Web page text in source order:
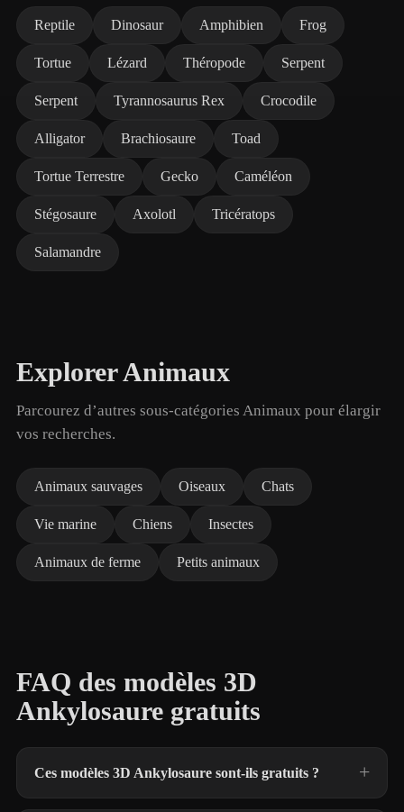
Reptile Dinosaur Amphibien Frog
Tortue Lézard Théropode Serpent
Serpent Tyrannosaurus Rex Crocodile
Alligator Brachiosaure Toad
Tortue Terrestre Gecko Caméléon
Stégosaure Axolotl Tricératops
Salamandre
Explorer Animaux
Parcourez d’autres sous-catégories Animaux pour élargir
vos recherches.
Animaux sauvages Oiseaux Chats
Vie marine Chiens Insectes
Animaux de ferme Petits animaux
FAQ des modèles 3D
Ankylosaure gratuits
Ces modèles 3D Ankylosaure sont-ils gratuits ?